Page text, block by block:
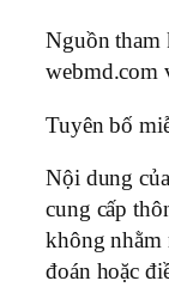
Nguồn tham
webmd.com
Tuyên bố
Nội dung
cung cấp
không nhằm
đoán hoặc